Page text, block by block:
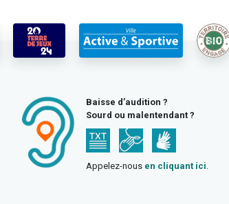
Baisse d’audition ?
Sourd ou malentendant ?
Appelez-nous en cliquant ici.